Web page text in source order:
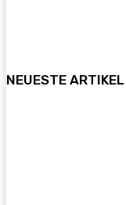
NEUESTE ARTIKEL